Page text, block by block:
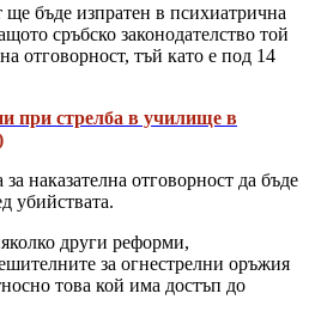
ще бъде изпратен в психиатрична
сръбско законодателство той
отговорност, тъй като е под 14
при стрелба в училище в
наказателна отговорност да бъде
убийствата.
други реформи,
за огнестрелни оръжия
това кой има достъп до